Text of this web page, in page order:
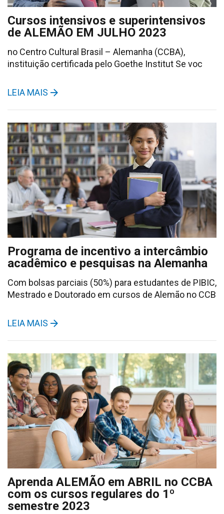
Cursos intensivos e superintensivos
de ALEMÃO EM JULHO 2023
no Centro Cultural Brasil – Alemanha (CCBA),
instituição certificada pelo Goethe Institut Se voc
LEIA MAIS
Programa de incentivo a intercâmbio
acadêmico e pesquisas na Alemanha
Com bolsas parciais (50%) para estudantes de PIBIC,
Mestrado e Doutorado em cursos de Alemão no CCB
LEIA MAIS
Aprenda ALEMÃO em ABRIL no CCBA
com os cursos regulares do 1º
semestre 2023